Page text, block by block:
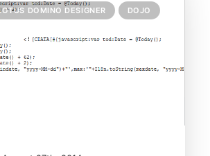
DOMINO DESIGNER DOJO